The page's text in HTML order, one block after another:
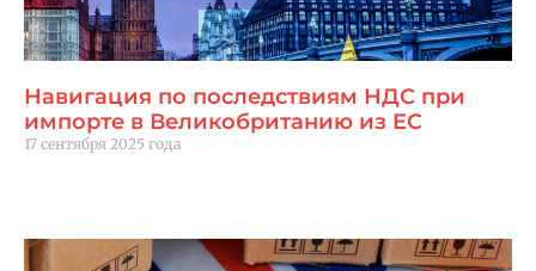
Навигация по последствиям НДС при
импорте в Великобританию из ЕС
17 сентября 2025 года